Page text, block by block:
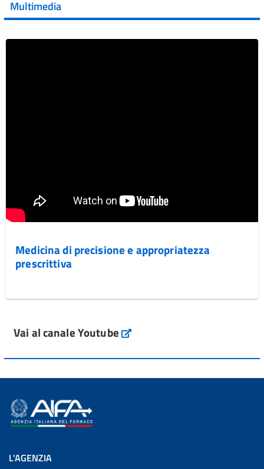
Vai al post →
Multimedia
Medicina di precisione e appropriatezza
prescrittiva
Vai al canale Youtube
L'AGENZIA